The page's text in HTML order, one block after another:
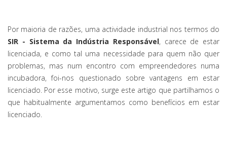
Por maioria de razões, uma actividade industrial nos termos do
SIR - Sistema da Indústria Responsável, carece de estar
licenciada, e como tal uma necessidade para quem não quer
problemas, mas num encontro com empreendedores numa
incubadora, foi-nos questionado sobre vantagens em estar
licenciado. Por esse motivo, surge este artigo que partilhamos o
que habitualmente argumentamos como benefícios em estar
licenciado.